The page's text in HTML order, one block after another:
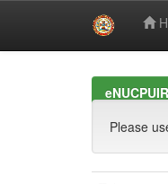
eNUCPUIR
Please